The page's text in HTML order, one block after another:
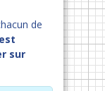
de
sur